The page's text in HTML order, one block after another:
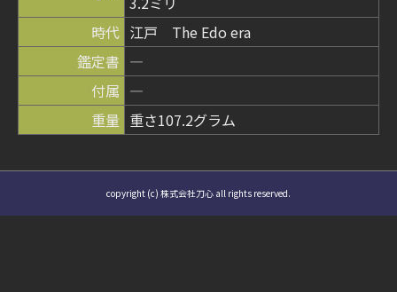
時代 江戸 The Edo era
鑑定書 ―
付属 ―
重量 重さ107.2グラム
copyright (c) 株式会社刀心 all rights reserved.